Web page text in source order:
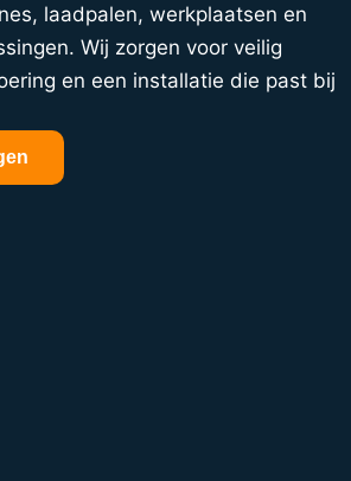
laadpalen, werkplaatsen en
Wij zorgen voor veilig
en een installatie die past bij